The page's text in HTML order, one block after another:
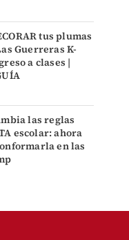
tus plumas
Guerreras K-
a clases |
las reglas
escolar: ahora
en las